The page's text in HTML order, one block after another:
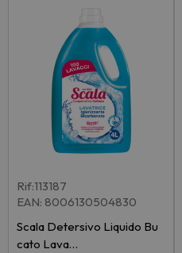
Rif:113187
EAN: 8006130504830
Scala Detersivo Liquido Bu
cato Lava…